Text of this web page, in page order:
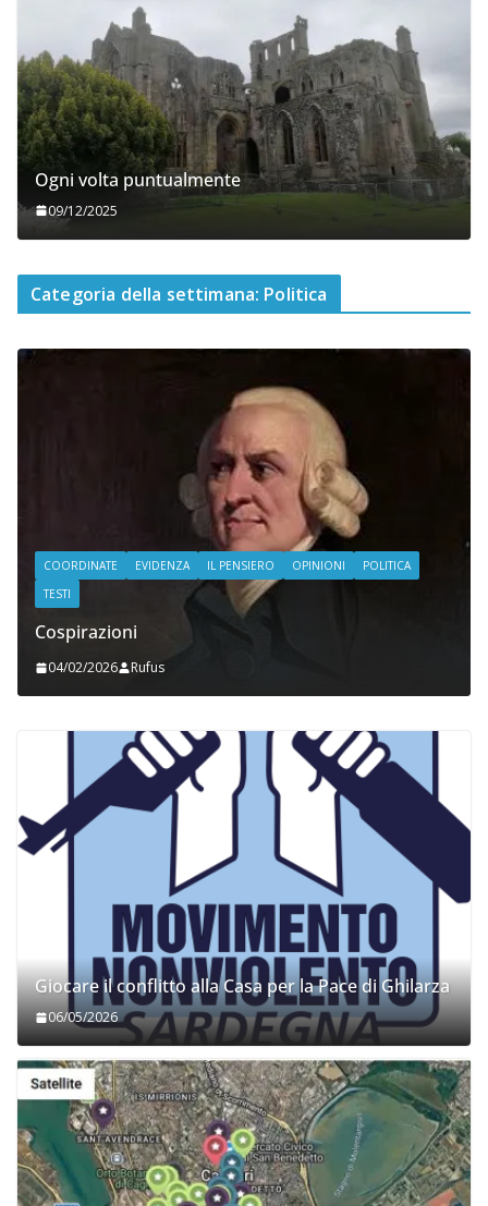
Ogni volta puntualmente
09/12/2025
Categoria della settimana: Politica
COORDINATE EVIDENZA IL PENSIERO OPINIONI
POLITICA
TESTI
Cospirazioni
04/02/2026 Rufus
Giocare il conflitto alla Casa per la Pace di Ghilarza
06/05/2026